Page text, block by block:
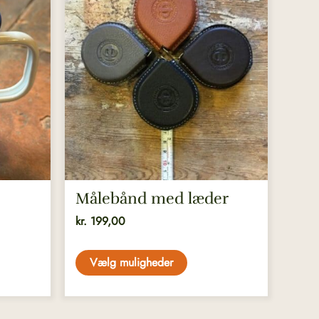
Målebånd med læder
kr. 199,00
Vælg muligheder
vare
har
flere
varianter.
Mulighederne
kan
vælges
på
varesiden